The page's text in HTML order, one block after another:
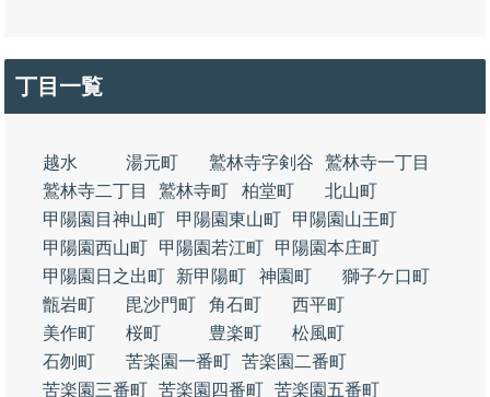
丁目一覧
越水 湯元町 鷲林寺字剣谷
鷲林寺一丁目
鷲林寺二丁目
鷲林寺町 柏堂町
北山町
甲陽園目神山町
甲陽園東山町
甲陽園山王町
甲陽園西山町
甲陽園若江町
甲陽園本庄町
甲陽園日之出町
新甲陽町 神園町
獅子ケ口町
甑岩町
毘沙門町 角石町
西平町
美作町
桜町 豊楽町
松風町
石刎町
苦楽園一番町 苦楽園二番町
苦楽園三番町 苦楽園四番町 苦楽園五番町